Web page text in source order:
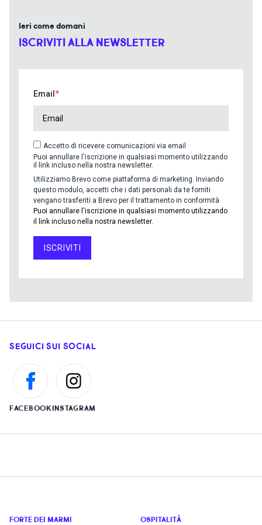
Ieri come domani
ISCRIVITI ALLA NEWSLETTER
Email
Accetto di ricevere comunicazioni via email
Puoi annullare l'iscrizione in qualsiasi momento utilizzando
il link incluso nella nostra newsletter.
Utilizziamo Brevo come piattaforma di marketing. Inviando
questo modulo, accetti che i dati personali da te forniti
vengano trasferiti a Brevo per il trattamento in conformità
Puoi annullare l'iscrizione in qualsiasi momento utilizzando
il link incluso nella nostra newsletter.
ISCRIVITI
SEGUICI SUI SOCIAL
FACEBOOKINSTAGRAM
FORTE DEI MARMI OSPITALITÀ